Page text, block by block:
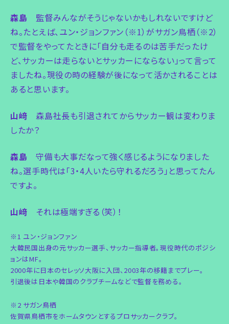
森島 監督みんながそうじゃないかもしれないですけど
ね。たとえば、ユン・ジョンファン（※1）がサガン鳥栖（※2）
で監督をやってたときに「自分も走るのは苦手だったけ
ど、サッカーは走らないとサッカーにならない」って言って
ましたね。現役の時の経験が後になって活かされることは
あると思います。
山﨑 森島社長も引退されてからサッカー観は変わりま
したか？
森島 守備も大事だなって強く感じるようになりました
ね。選手時代は「3・4人いたら守れるだろう」と思ってたん
ですよ。
山﨑 それは極端すぎる（笑）！
※1 ユン・ジョンファン
大韓民国出身の元サッカー選手、サッカー指導者。現役時代のポジシ
ョンはMF。
2000年に日本のセレッソ大阪に入団、2003年の移籍までプレー。
引退後は日本や韓国のクラブチームなどで監督を務める。
※2 サガン鳥栖
佐賀県鳥栖市をホームタウンとするプロサッカークラブ。